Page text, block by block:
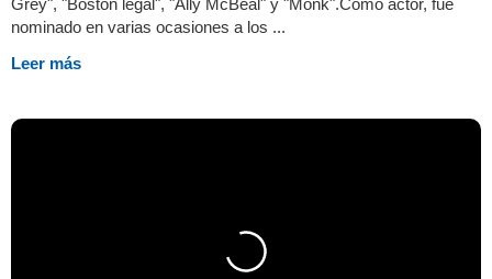
Grey", "Boston legal", "Ally McBeal" y "Monk".Como actor, fue
nominado en varias ocasiones a los ...
Leer más